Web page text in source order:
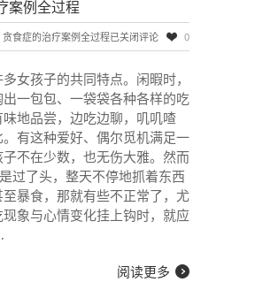
案例全过程
贪食症的治疗案例全过程已关闭评论 0
女孩子的共同特点。闲暇时，
一包包、一袋袋各种各样的吃
地品尝，边吃边聊，叽叽喳
有这种爱好、偶尔觅机满足一
不在少数，也无伤大雅。然而
过了头，整天不停地抓着东西
暴食，那就有些不正常了，尤
象与心情变化挂上钩时，就应
阅读更多